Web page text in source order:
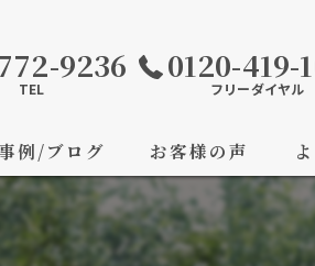
9236
TEL
0120-419-
フリーダイヤル
事例/ブログ お客様の声